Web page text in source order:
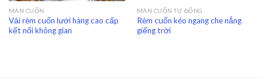
MÀN CUỐN
Vải rèm cuốn lưới hàng cao cấp
kết nối không gian
MÀN CUỐN TỰ ĐỘNG
Rèm cuốn kéo ngang che nắng
giếng trời